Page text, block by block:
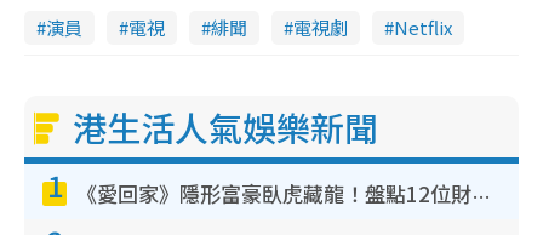
演員 電視 緋聞 電視劇 Netflix
港生活人氣娛樂新聞
1 《愛回家》隱形富豪臥虎藏龍！盤點12位財氣逼人的有錢藝人：呢位靚女3億身家唔憂做